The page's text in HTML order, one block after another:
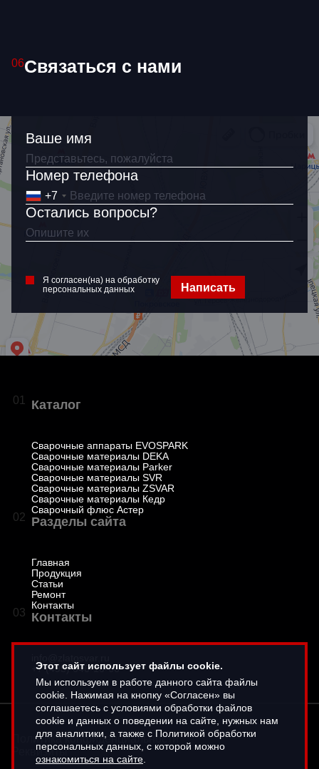
06Связаться с нами
Ваше имя
Номер телефона
+7
Остались вопросы?
Я согласен(на) на обработку
персональных данных
Написать
Ваше имя
Как связаться?
Я согласен(на) на обработку
01 Каталог
Сварочные аппараты EVOSPARK
Сварочные материалы DEKA
Сварочные материалы Parker
Сварочные материалы SVR
Сварочные материалы ZSVAR
Сварочные материалы Кедр
Сварочный флюс Астер
02 Разделы сайта
Главная
Продукция
Статьи
Ремонт
Контакты
03 Контакты
+7 (495) 646-16-66
Политика конфиденциальности
Реквизиты
Этот сайт использует файлы cookie.
Мы используем в работе данного сайта файлы
cookie. Нажимая на кнопку «Согласен» вы
соглашаетесь с условиями обработки файлов
cookie и данных о поведении на сайте, нужных нам
для аналитики, а также с Политикой обработки
персональных данных, с которой можно
ознакомиться на сайте